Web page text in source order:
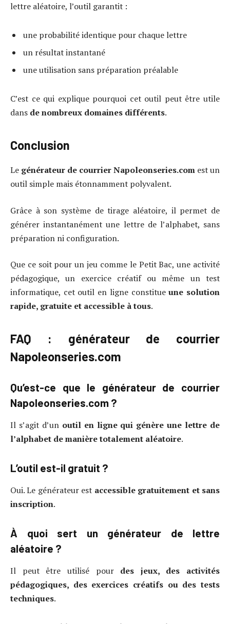
lettre aléatoire, l’outil garantit :
une probabilité identique pour chaque lettre
un résultat instantané
une utilisation sans préparation préalable
C’est ce qui explique pourquoi cet outil peut être utile
dans de nombreux domaines différents.
Conclusion
Le générateur de courrier Napoleonseries.com est un
outil simple mais étonnamment polyvalent.
Grâce à son système de tirage aléatoire, il permet de
générer instantanément une lettre de l’alphabet, sans
préparation ni configuration.
Que ce soit pour un jeu comme le Petit Bac, une activité
pédagogique, un exercice créatif ou même un test
informatique, cet outil en ligne constitueune solution
rapide, gratuite et accessible à tous.
FAQ : générateur de courrier
Napoleonseries.com
Qu’est-ce que le générateur de courrier
Napoleonseries.com ?
Il s’agit d’un outil en ligne qui génère une lettre de
l’alphabet de manière totalement aléatoire.
L’outil est-il gratuit ?
Oui. Le générateur est accessible gratuitement et sans
inscription.
À quoi sert un générateur de lettre
aléatoire ?
Il peut être utilisé pour des jeux, des activités
pédagogiques, des exercices créatifs ou des tests
techniques.